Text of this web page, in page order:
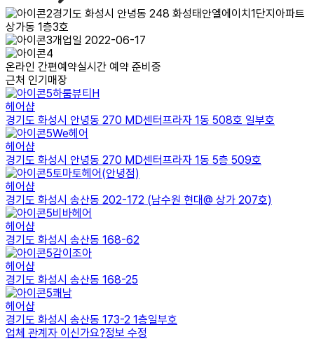
경기도 화성시 안녕동 248 화성태안엘에이치1단지아파트
상가동 1층3호
개업일 2022-06-17
온라인 간편예약실시간 예약 준비중
근처 인기매장
하룸뷰티H
헤어샵
경기도 화성시 안녕동 270 MD센터프라자 1동 508호 일부호
We헤어
헤어샵
경기도 화성시 안녕동 270 MD센터프라자 1동 5층 509호
토마토헤어(안녕점)
헤어샵
경기도 화성시 송산동 202-172 (남수원 현대@ 상가 207호)
비바헤어
헤어샵
경기도 화성시 송산동 168-62
감이조아
헤어샵
경기도 화성시 송산동 168-25
쾌남
헤어샵
경기도 화성시 송산동 173-2 1층일부호
업체 관계자 이신가요?정보 수정